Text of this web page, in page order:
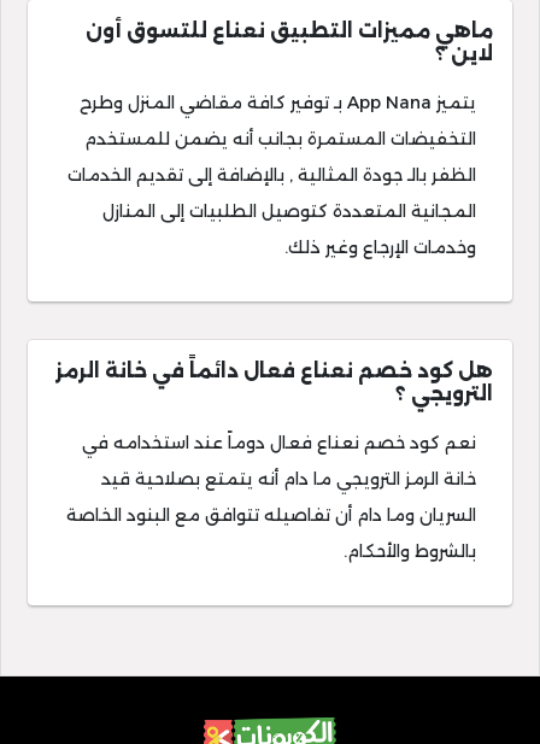
ماهي مميزات التطبيق نعناع للتسوق أون
لاين ؟
يتميز App Nana بـ توفير كافة مقاضي المنزل وطرح
التخفيضات المستمرة بجانب أنه يضمن للمستخدم
الظفر بالـ جودة المثالية , بالإضافة إلى تقديم الخدمات
المجانية المتعددة كتوصيل الطلبيات إلى المنازل
وخدمات الإرجاع وغير ذلك.
هل كود خصم نعناع فعال دائماً في خانة الرمز
الترويجي ؟
نعم كود خصم نعناع فعال دوماً عند استخدامه في
خانة الرمز الترويجي ما دام أنه يتمتع بصلاحية قيد
السريان وما دام أن تفاصيله تتوافق مع البنود الخاصة
بالشروط والأحكام.